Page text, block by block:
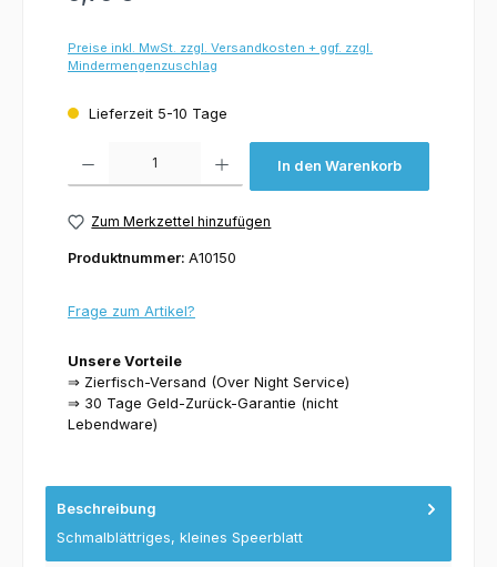
Preise inkl. MwSt. zzgl. Versandkosten + ggf. zzgl.
Mindermengenzuschlag
Lieferzeit 5-10 Tage
In den Warenkorb
Zum Merkzettel hinzufügen
Produktnummer: A10150
Frage zum Artikel?
Unsere Vorteile
⇒ Zierfisch-Versand (Over Night Service)
⇒ 30 Tage Geld-Zurück-Garantie (nicht
Lebendware)
Beschreibung
Schmalblättriges, kleines Speerblatt